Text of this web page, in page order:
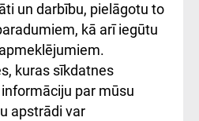
un darbību, pielāgotu to
kā arī iegūtu
kuras sīkdatnes
par mūsu
apstrādi var